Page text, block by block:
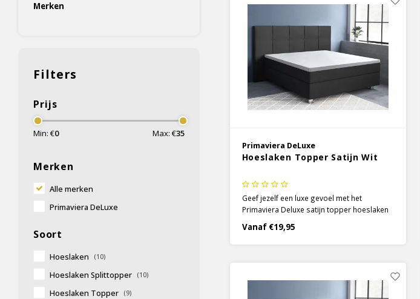
Merken
Filters
Prijs
Min: €0 Max: €35
Merken
Alle merken
Primaviera DeLuxe
Soort
Hoeslaken (10)
Hoeslaken Splittopper (10)
Hoeslaken Topper (9)
Primaviera DeLuxe
Hoeslaken Topper Satijn Wit
Geef jezelf een luxe gevoel met het
Primaviera Deluxe satijn topper hoeslaken
weeftechniek wordt het 100% katoen
heerlijk zacht en soepel en krijgt het een
Vanaf €19,95